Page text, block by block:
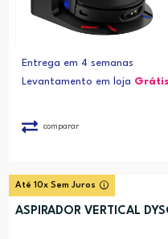
Entrega em 4 semanas
Levantamento em loja
comparar
Até 10x Sem Juros
ASPIRADOR VERTICAL